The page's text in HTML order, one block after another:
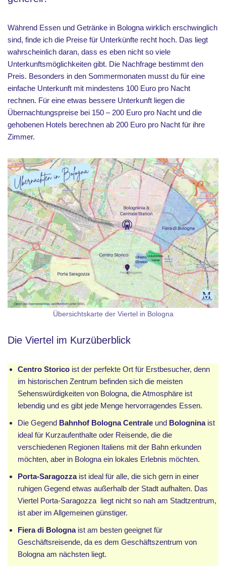
Während Essen und Getränke in Bologna wirklich erschwinglich
sind, finde ich die Preise für Unterkünfte recht hoch. Das liegt
wahrscheinlich daran, dass es eben nicht so viele
Unterkunftsmöglichkeiten gibt. Die Nachfrage bestimmt den
Preis. Besonders in den Sommermonaten musst du für eine
einfache Unterkunft mit mindestens 100 Euro pro Nacht
rechnen. Für eine etwas bessere Unterkunft liegen die
Übernachtungspreise bei 150 – 200 Euro pro Nacht und die
gehobenen Hotels berechnen ab 200 Euro pro Nacht für ihre
Zimmer.
Übersichtskarte der Viertel in Bologna
Die Viertel im Kurzüberblick
Centro Storico ist der perfekte Ort für Erstbesucher, denn
im historischen Zentrum befinden sich die meisten
Sehenswürdigkeiten von Bologna, die Atmosphäre ist
lebendig und es gibt jede Menge hervorragendes Essen.
Die Gegend Bahnhof Bologna Centrale und Bologninaist
ideal für Kurzaufenthalte oder Reisende, die die
verschiedenen Regionen Italiens mit der Bahn erkunden
möchten, aber in Bologna ein lokales Erlebnis möchten.
Porta-Saragozzaist ideal für alle, die sich gern in einer
ruhigen Gegend etwas außerhalb der Stadt aufhalten. Das
Viertel Porta-Saragozza liegt nicht so nah am Stadtzentrum,
ist aber im Allgemeinen günstiger.
Fiera di Bolognaist am besten geeignet für
Geschäftsreisende, da es dem Geschäftszentrum von
Bologna am nächsten liegt.